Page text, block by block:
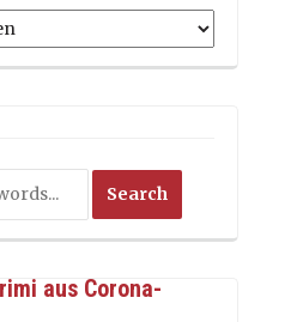
aus Corona-